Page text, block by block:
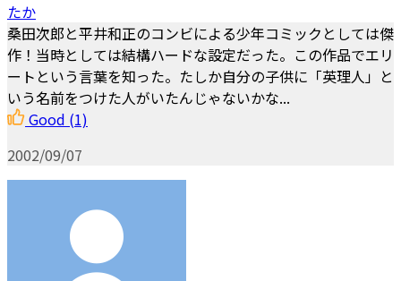
たか
桑田次郎と平井和正のコンビによる少年コミックとしては傑
作！当時としては結構ハードな設定だった。この作品でエリ
ートという言葉を知った。たしか自分の子供に「英理人」と
いう名前をつけた人がいたんじゃないかな...
Good (1)
2002/09/07